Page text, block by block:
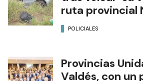
ruta provincial
POLICIALES
Provincias
Valdés, con un